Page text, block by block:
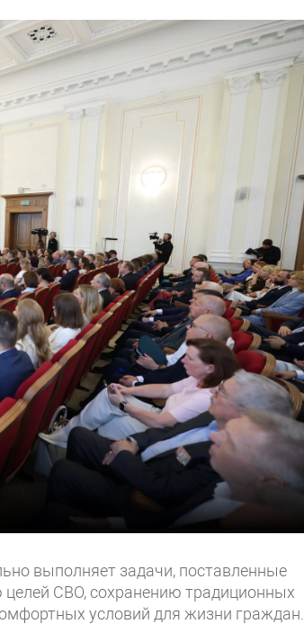
выполняет задачи, поставленные
СВО, сохранению традиционных
условий для жизни граждан.